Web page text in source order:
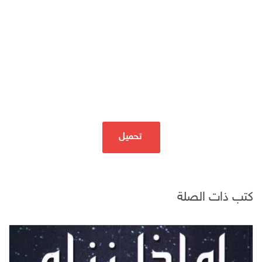
تحميل
كتب ذات الصلة